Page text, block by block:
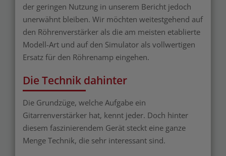
der geringen Nutzung in unserem Bericht jedoch
unerwähnt bleiben. Wir möchten weitestgehend auf
den Röhrenverstärker als die am meisten etablierte
Modell-Art und auf den Simulator als vollwertigen
Ersatz für den Röhrenamp eingehen.
Die Technik dahinter
Die Grundzüge, welche Aufgabe ein
Gitarrenverstärker hat, kennt jeder. Doch hinter
diesem faszinierendem Gerät steckt eine ganze
Menge Technik, die sehr interessant sind.